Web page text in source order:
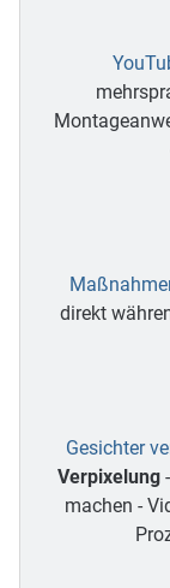
direkt
Gesichter
Verpixelung
machen -